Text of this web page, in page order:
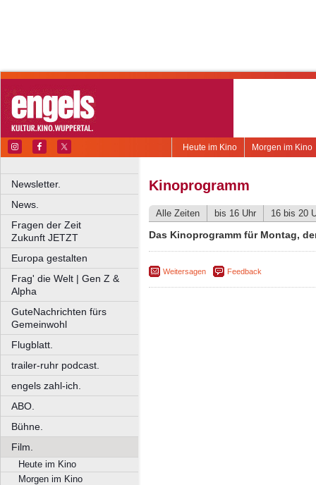
Morgen im Kino
Heute im Kino
Newsletter.
News.
Fragen der Zeit
Zukunft JETZT
Europa gestalten
Frag' die Welt | Gen Z &
Alpha
GuteNachrichten fürs
Gemeinwohl
Flugblatt.
trailer-ruhr podcast.
engels zahl-ich.
ABO.
Bühne.
Film.
Heute im Kino
Morgen im Kino
Kinoprogramm
Alle Zeiten bis 16 Uhr 16 bis 20
Das Kinoprogramm für Montag,
Weitersagen Feedback